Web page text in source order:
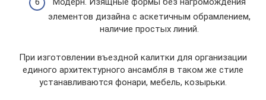
элементов дизайна с аскетичным обрамлением,
наличие простых линий.
При изготовлении въездной калитки для организации
единого архитектурного ансамбля в таком же стиле
устанавливаются фонари, мебель, козырьки.